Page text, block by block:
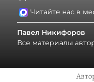
Читайте нас в
Павел Никифоров
Все материалы